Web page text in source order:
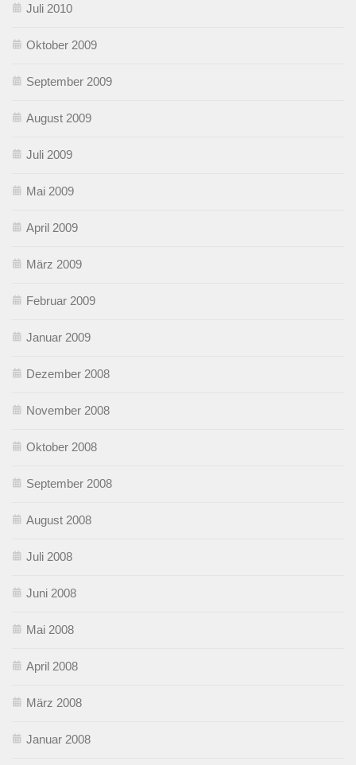
Juli 2010
Oktober 2009
September 2009
August 2009
Juli 2009
Mai 2009
April 2009
März 2009
Februar 2009
Januar 2009
Dezember 2008
November 2008
Oktober 2008
September 2008
August 2008
Juli 2008
Juni 2008
Mai 2008
April 2008
März 2008
Januar 2008